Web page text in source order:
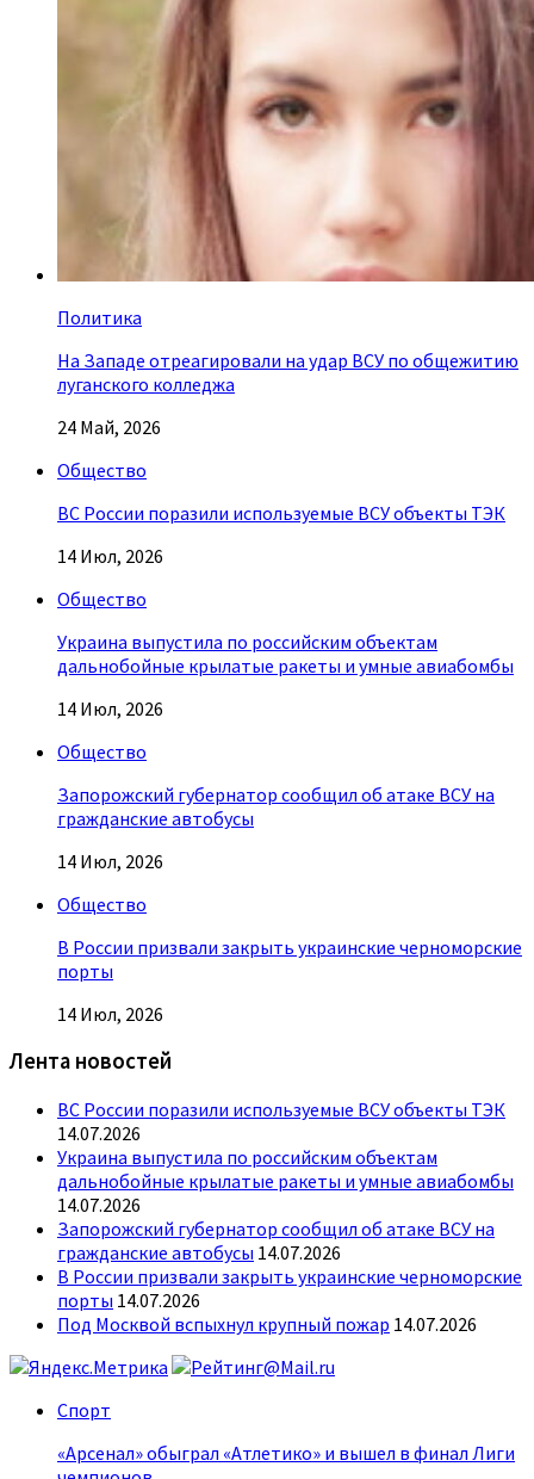
Политика
На Западе отреагировали на удар ВСУ по общежитию
луганского колледжа
24 Май, 2026
Общество
ВС России поразили используемые ВСУ объекты ТЭК
14 Июл, 2026
Общество
Украина выпустила по российским объектам
дальнобойные крылатые ракеты и умные авиабомбы
14 Июл, 2026
Общество
Запорожский губернатор сообщил об атаке ВСУ на
гражданские автобусы
14 Июл, 2026
Общество
В России призвали закрыть украинские черноморские
порты
14 Июл, 2026
Лента новостей
ВС России поразили используемые ВСУ объекты ТЭК
14.07.2026
Украина выпустила по российским объектам
дальнобойные крылатые ракеты и умные авиабомбы
14.07.2026
Запорожский губернатор сообщил об атаке ВСУ на
гражданские автобусы 14.07.2026
В России призвали закрыть украинские черноморские
порты 14.07.2026
Под Москвой вспыхнул крупный пожар 14.07.2026
Спорт
«Арсенал» обыграл «Атлетико» и вышел в финал Лиги